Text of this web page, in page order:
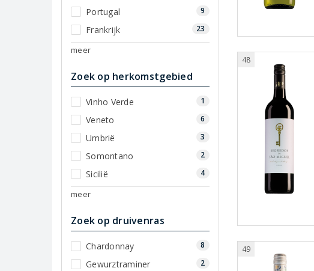
Portugal 9
Frankrijk 23
meer
Zoek op herkomstgebied
Vinho Verde 1
Veneto 6
Umbrië 3
Somontano 2
Sicilië 4
meer
Zoek op druivenras
Chardonnay 8
Gewurztraminer 2
48
49